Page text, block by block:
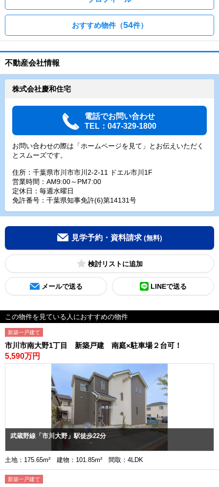
おすすめ物件（54件）
不動産会社情報
株式会社慶和住宅
電話でお問い合わせ
TEL：047-329-1800
お問い合わせの際は「ホームページを見て」とお伝えいただく
とスムーズです。
住所：千葉県市川市市川2-2-11 ドエル市川1F
営業時間：AM9:00～PM7:00
定休日：毎週水曜日
免許番号：千葉県知事免許(6)第14131号
見学予約・資料請求 (無料)
検討リスト
メールで送る LINEで送る
この物件を見ている人におすすめの物件
新築一戸建て
市川市南大野1丁目 新築戸建 南庭×駐車場２台可！
5,590万円
武蔵野線「市川大野」駅徒歩22分
土地：175.65m² 建物：101.85m² 間取：4LDK
新築一戸建て